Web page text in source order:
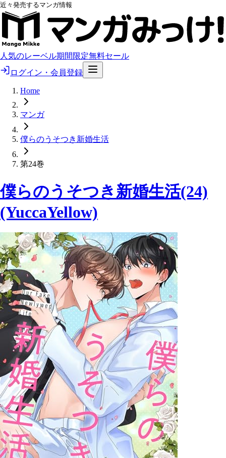
近々発売するマンガ情報
人気のレーベル期間限定無料セール
ログイン・会員登録
Home
マンガ
僕らのうそつき新婚生活
第24巻
僕らのうそつき新婚生活(24)
(YuccaYellow)